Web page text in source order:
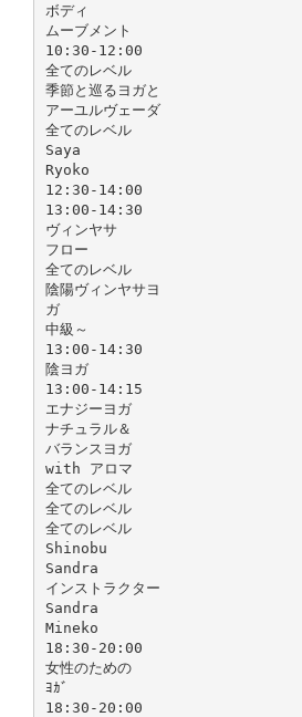
ボディ
ムーブメント
10:30-12:00
全てのレベル
季節と巡るヨガと
アーユルヴェーダ
全てのレベル
Saya
Ryoko
12:30-14:00
13:00-14:30
ヴィンヤサ
フロー
全てのレベル
陰陽ヴィンヤサヨ
ガ
中級～
13:00-14:30
陰ヨガ
13:00-14:15
エナジーヨガ
ナチュラル＆
バランスヨガ
with アロマ
全てのレベル
全てのレベル
全てのレベル
Shinobu
Sandra
インストラクター
Sandra
Mineko
18:30-20:00
女性のための
ﾖｶﾞ
18:30-20:00